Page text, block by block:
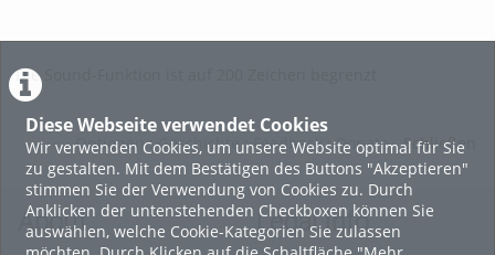
Diese Webseite verwendet Cookies
Wir verwenden Cookies, um unsere Website optimal für Sie
zu gestalten. Mit dem Bestätigen des Buttons "Akzeptieren"
stimmen Sie der Verwendung von Cookies zu. Durch
Anklicken der untenstehenden Checkboxen können Sie
auswählen, welche Cookie-Kategorien Sie zulassen
Die Sound-Funktion ist auf 200 Zeichen begrenzt
Optionen:Geschichte:Feedback:Donate Schließen
About Legal Info